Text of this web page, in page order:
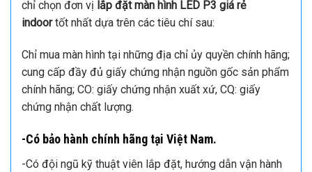
chỉ chọn đơn vị lắp đặt màn hình LED P3 giá rẻ
indoortốt nhất dựa trên các tiêu chí sau:
Chỉ mua màn hình tại những địa chỉ ủy quyền chính hãng;
cung cấp đầy đủ giấy chứng nhận nguồn gốc sản phẩm
chính hãng; CO: giấy chứng nhận xuất xứ, CQ: giấy
chứng nhận chất lượng.
-Có bảo hành chính hãng tại Việt Nam.
-Có đội ngũ kỹ thuật viên lắp đặt, hướng dẫn vận hành